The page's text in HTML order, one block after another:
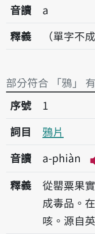
音讀
a
釋義
（單字不
部分符合 「鴉」
序號1鴉片
序號
1
詞目
鴉片
音讀
a-phiàn
釋義
從罌粟果
成毒品。
咳。源自